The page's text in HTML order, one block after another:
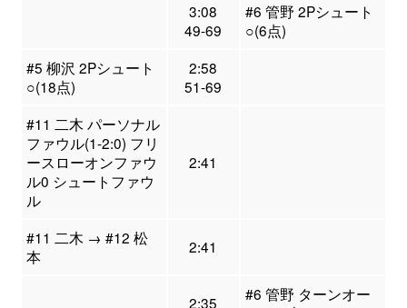
3:08
49-69
#6 管野 2Pシュート
○(6点)
#5 柳沢 2Pシュート
○(18点)
2:58
51-69
#11 二木 パーソナル
ファウル(1-2:0) フリ
ースローオンファウ
ル0 シュートファウ
ル
2:41
#11 二木 → #12 松
本
2:41
2:35
#6 管野 ターンオー